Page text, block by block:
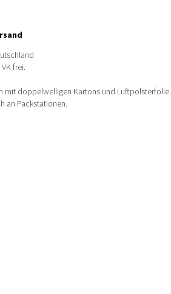
frei.
mit doppelwelligen Kartons und Luftpolsterfolie.
an Packstationen.